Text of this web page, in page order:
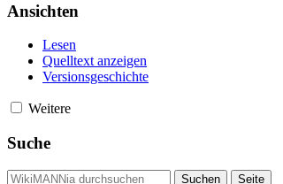
Ansichten
Lesen
Quelltext anzeigen
Versionsgeschichte
Weitere
Suche